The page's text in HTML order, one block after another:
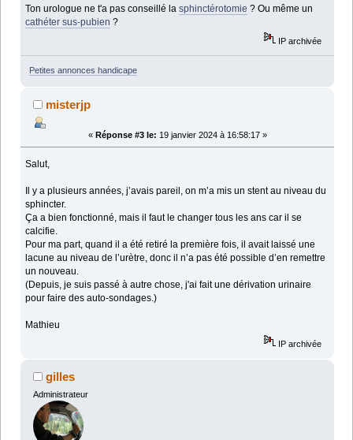
Ton urologue ne t'a pas conseillé lasphinctérotomie ? Ou même un
cathéter sus-pubien ?
IP archivée
Petites annonces handicape
misterjp
« Réponse #3 le: 19 janvier 2024 à 16:58:17 »
Salut,
Il y a plusieurs années, j’avais pareil, on m’a mis un stent au niveau du
sphincter.
Ça a bien fonctionné, mais il faut le changer tous les ans car il se
calcifie.
Pour ma part, quand il a été retiré la première fois, il avait laissé une
lacune au niveau de l’urètre, donc il n’a pas été possible d’en remettre
un nouveau.
(Depuis, je suis passé à autre chose, j'ai fait une dérivation urinaire
pour faire des auto-sondages.)
Mathieu
IP archivée
gilles
Administrateur